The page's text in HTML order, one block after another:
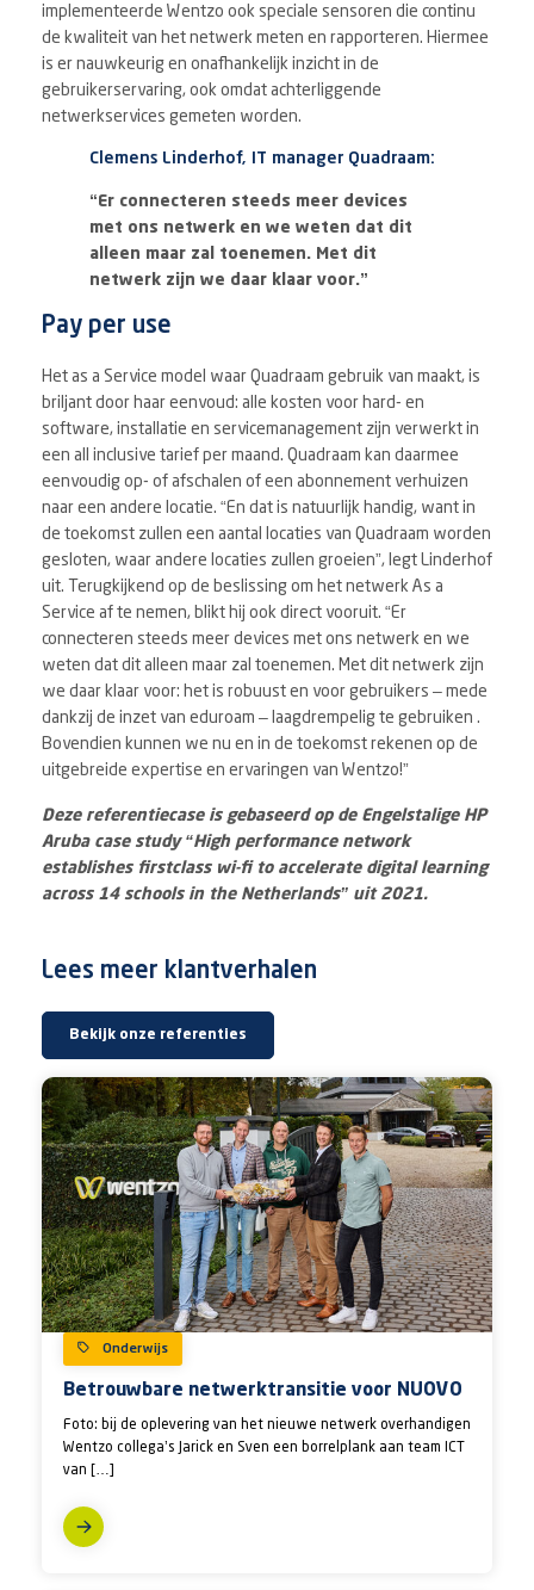
implementeerde Wentzo ook speciale sensoren die continu
de kwaliteit van het netwerk meten en rapporteren. Hiermee
is er nauwkeurig en onafhankelijk inzicht in de
gebruikerservaring, ook omdat achterliggende
netwerkservices gemeten worden.
Clemens Linderhof, IT manager Quadraam:
“Er connecteren steeds meer devices
met ons netwerk en we weten dat dit
alleen maar zal toenemen. Met dit
netwerk zijn we daar klaar voor.”
Pay per use
Het as a Service model waar Quadraam gebruik van maakt, is
briljant door haar eenvoud: alle kosten voor hard- en
software, installatie en servicemanagement zijn verwerkt in
een all inclusive tarief per maand. Quadraam kan daarmee
eenvoudig op- of afschalen of een abonnement verhuizen
naar een andere locatie. “En dat is natuurlijk handig, want in
de toekomst zullen een aantal locaties van Quadraam worden
gesloten, waar andere locaties zullen groeien”, legt Linderhof
uit. Terugkijkend op de beslissing om het netwerk As a
Service af te nemen, blikt hij ook direct vooruit. “Er
connecteren steeds meer devices met ons netwerk en we
weten dat dit alleen maar zal toenemen. Met dit netwerk zijn
we daar klaar voor: het is robuust en voor gebruikers – mede
dankzij de inzet van eduroam – laagdrempelig te gebruiken .
Bovendien kunnen we nu en in de toekomst rekenen op de
uitgebreide expertise en ervaringen van Wentzo!”
Deze referentiecase is gebaseerd op de Engelstalige HP
Aruba case study “High performance network
establishes firstclass wi-fi to accelerate digital learning
across 14 schools in the Netherlands” uit 2021.
Lees meer klantverhalen
Bekijk onze referenties
Onderwijs
Betrouwbare netwerktransitie voor NUOVO
Foto: bij de oplevering van het nieuwe netwerk overhandigen
Wentzo collega’s Jarick en Sven een borrelplank aan team ICT
van […]